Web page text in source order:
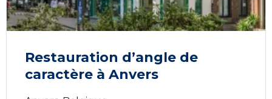
Restauration d’angle de
caractère à Anvers